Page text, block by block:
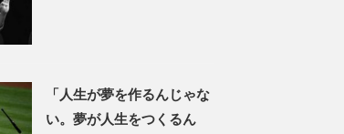
「人生が夢を作るんじゃな
い。夢が人生をつくるん